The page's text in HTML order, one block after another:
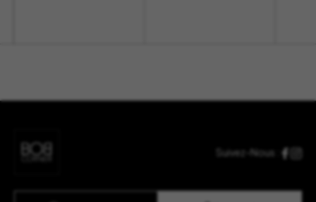
Suivez-Nous :